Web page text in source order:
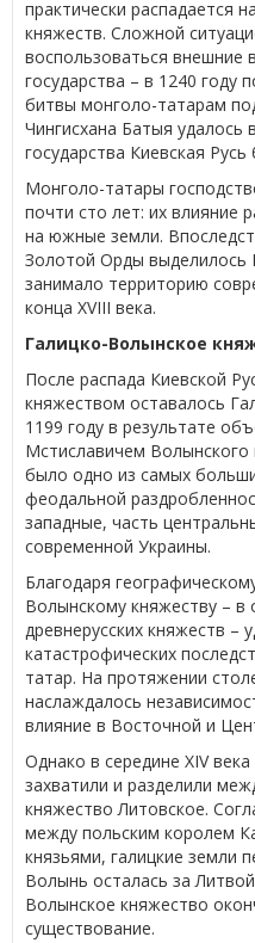
практически распадается
княжеств. Сложной
воспользоваться внешние
государства – в 1240 году
битвы монголо-татарам
Чингисхана Батыя удалось
государства Киевская
Монголо-татары
почти сто лет: их влияние
на южные земли.
Золотой Орды выделилось
занимало территорию
конца XVIII века.
Галицко-Волынское
После распада Киевской
княжеством оставалось
1199 году в результате
Мстиславичем Волынского
было одно из самых
феодальной
западные, часть
современной Украины.
Благодаря
Волынскому княжеству – в
древнерусских княжеств –
катастрофических
татар. На протяжении
наслаждалось
влияние в Восточной и
Однако в середине XIV
захватили и разделили
княжество Литовское.
между польским королем
князьями, галицкие земли
Волынь осталась за
Волынское княжество
существование.